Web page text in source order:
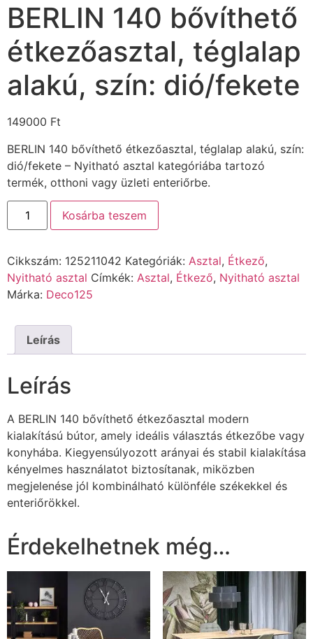
BERLIN 140 bővíthető
étkezőasztal, téglalap
alakú, szín: dió/fekete
149000 Ft
BERLIN 140 bővíthető étkezőasztal, téglalap alakú, szín:
dió/fekete – Nyitható asztal kategóriába tartozó
termék, otthoni vagy üzleti enteriőrbe.
Kosárba teszem
Cikkszám: 125211042 Kategóriák: Asztal, Étkező,
Nyitható asztal Címkék: Asztal, Étkező, Nyitható asztal
Márka: Deco125
Leírás
Leírás
A BERLIN 140 bővíthető étkezőasztal modern
kialakítású bútor, amely ideális választás étkezőbe vagy
konyhába. Kiegyensúlyozott arányai és stabil kialakítása
kényelmes használatot biztosítanak, miközben
megjelenése jól kombinálható különféle székekkel és
enteriőrökkel.
Érdekelhetnek még…